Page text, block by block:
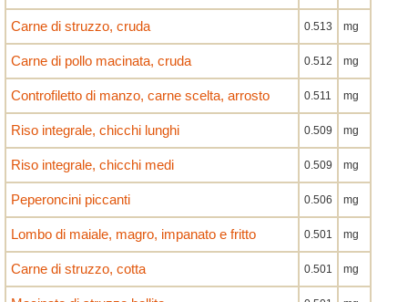
Carne di struzzo, cruda 0.513 mg
Carne di pollo macinata, cruda 0.512 mg
Controfiletto di manzo, carne scelta, arrosto 0.511 mg
Riso integrale, chicchi lunghi 0.509 mg
Riso integrale, chicchi medi 0.509 mg
Peperoncini piccanti 0.506 mg
Lombo di maiale, magro, impanato e fritto 0.501 mg
Carne di struzzo, cotta 0.501 mg